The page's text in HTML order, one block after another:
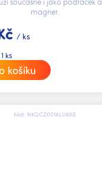
/ ks
ks
košíku
magnet.
Kód: NKQCZ0014LUKAS